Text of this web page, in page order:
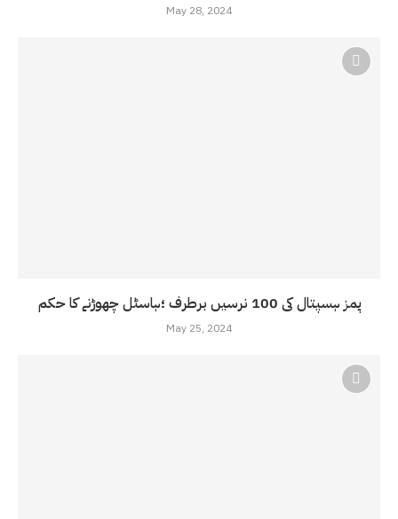
May 28, 2024
پمز ہسپتال کی 100 نرسیں برطرف ؛ہاسٹل چھوڑنے کا حکم
May 25, 2024